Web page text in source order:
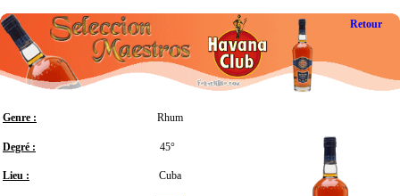
Retour
Genre : Rhum
Degré : 45°
Lieu : Cuba